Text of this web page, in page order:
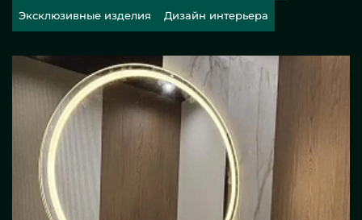
Эксклюзивные изделия Дизайн интерьера